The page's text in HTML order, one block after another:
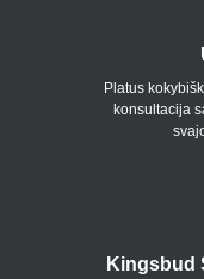
Platus
konsultacija
Kingsbud